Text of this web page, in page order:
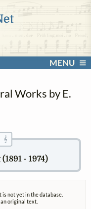
MENU
Works by E.
𝄞
- 1974)
not yet in the database.
original text.